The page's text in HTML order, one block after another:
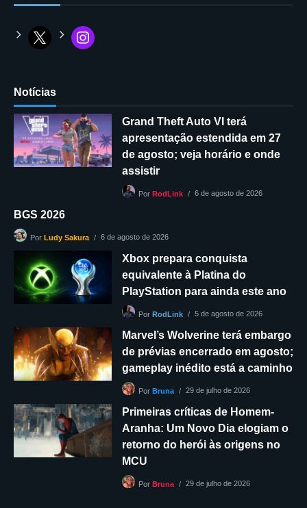
Notícias
Grand Theft Auto VI terá
apresentação estendida em 27
de agosto; veja horário e onde
assistir
PorRodLink 6 de agosto de 2026
BGS 2026
PorLudy Sakura 6 de agosto de 2026
Xbox prepara conquista
equivalente à Platina do
PlayStation para ainda este ano
PorRodLink 5 de agosto de 2026
Marvel’s Wolverine terá embargo
de prévias encerrado em agosto;
gameplay inédito está a caminho
PorBruna 29 de julho de 2026
Primeiras críticas de Homem-
Aranha: Um Novo Dia elogiam o
retorno do herói às origens no
MCU
PorBruna 29 de julho de 2026